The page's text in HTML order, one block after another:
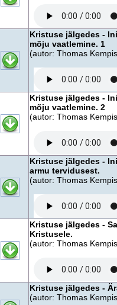
Kristuse jälgedes -
mõju vaatlemine. 1
(autor: Thomas
Kristuse jälgedes -
mõju vaatlemine. 2
(autor: Thomas
Kristuse jälgedes -
armu tervidusest.
(autor: Thomas
Kristuse jälgedes -
Kristusele.
(autor: Thomas
Kristuse jälgedes -
(autor: Thomas